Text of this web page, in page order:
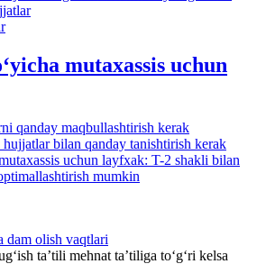
mutaхassis uchun
qanday maqbullashtirish kerak
bilan qanday tanishtirish kerak
uchun layfхak: T-2 shakli bilan
mumkin
dam olish vaqtlari
ta’tili mehnat ta’tiliga toʻgʻri kelsa